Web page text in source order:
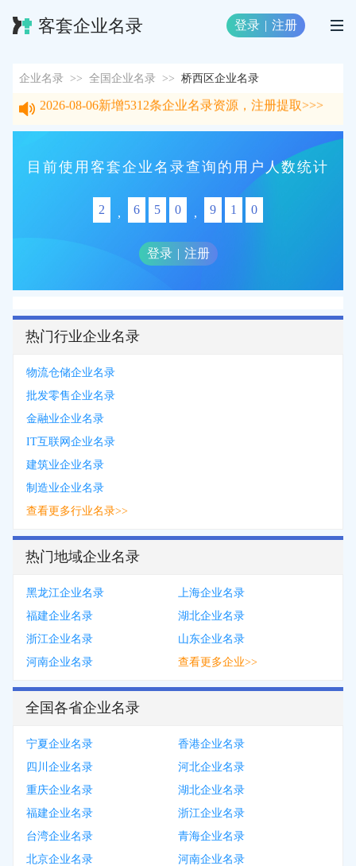
客套企业名录 登录 | 注册
企业名录 >> 全国企业名录 >> 桥西区企业名录
2026-08-06新增5312 条企业名录资源，注册提取>>>
2026-08-06新增5312条企业名录资源，注册提取>>>
目前使用客套企业名录查询的用户人数统计
2 , 6 5 0 , 9 1 0
登录 | 注册
热门行业企业名录
物流仓储企业名录
批发零售企业名录
金融业企业名录
IT互联网企业名录
建筑业企业名录
制造业企业名录
查看更多行业名录>>
热门地域企业名录
黑龙江企业名录
上海企业名录
福建企业名录
湖北企业名录
浙江企业名录
山东企业名录
河南企业名录
查看更多企业>>
全国各省企业名录
宁夏企业名录
香港企业名录
四川企业名录
河北企业名录
重庆企业名录
湖北企业名录
福建企业名录
浙江企业名录
台湾企业名录
青海企业名录
北京企业名录
河南企业名录